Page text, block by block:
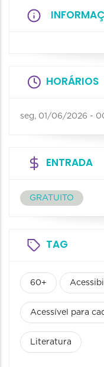
HORÁRIOS
seg, 01/06/2026 -
ENTRADA
GRATUITO
TAG
60+
Acessível para
Literatura